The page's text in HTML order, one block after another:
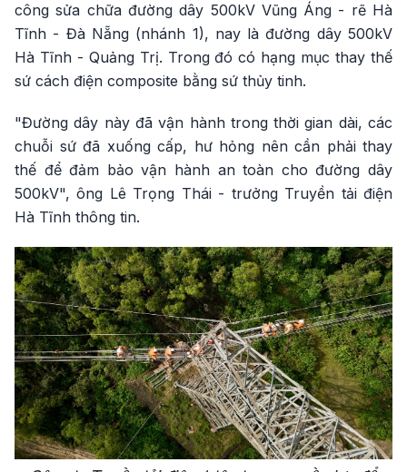
công sửa chữa đường dây 500kV Vũng Áng - rẽ Hà
Tĩnh - Đà Nẵng (nhánh 1), nay là đường dây 500kV
Hà Tĩnh - Quảng Trị. Trong đó có hạng mục thay thế
sứ cách điện composite bằng sứ thủy tinh.
"Đường dây này đã vận hành trong thời gian dài, các
chuỗi sứ đã xuống cấp, hư hỏng nên cần phải thay
thế để đảm bảo vận hành an toàn cho đường dây
500kV", ông Lê Trọng Thái - trưởng Truyền tải điện
Hà Tĩnh thông tin.